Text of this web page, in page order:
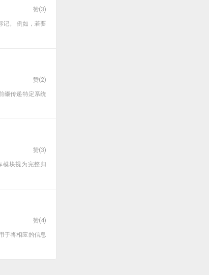
赞(3)
记。 例如，若要
赞(2)
缀传递特定系统
赞(3)
模块视为完整归
赞(4)
于将相应的信息